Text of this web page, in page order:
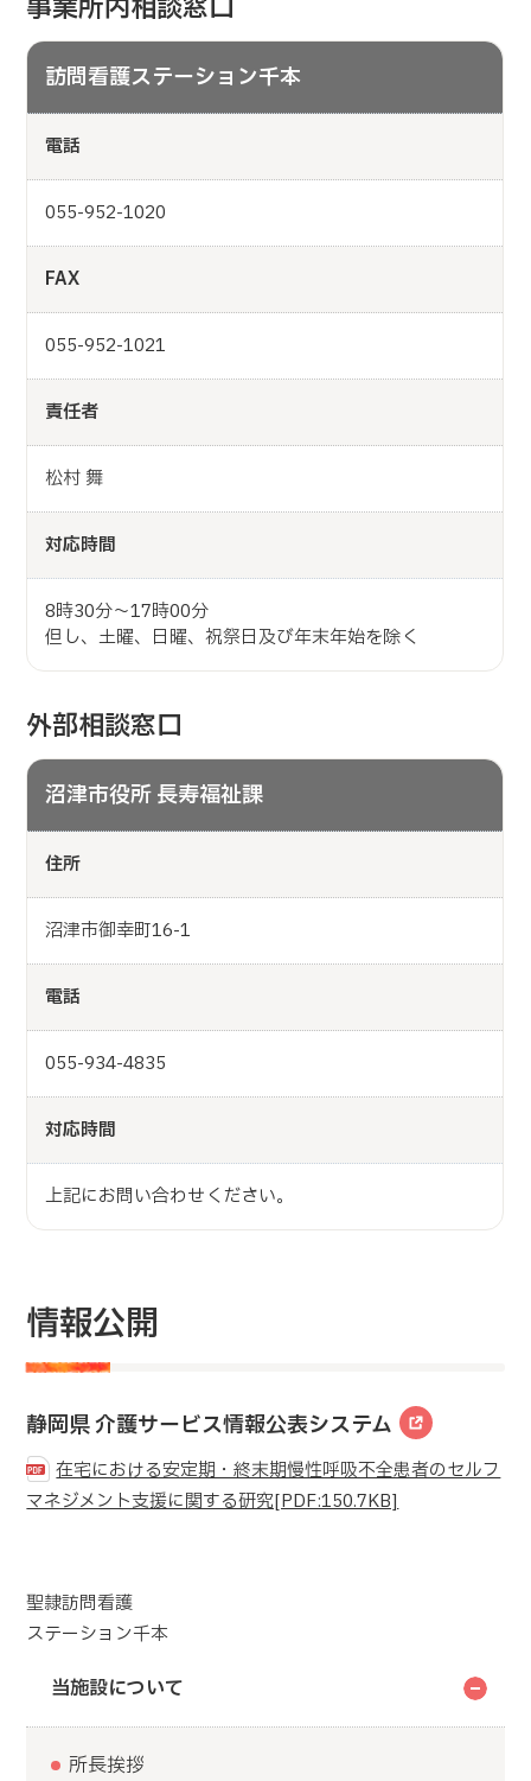
事業所内相談窓口
訪問看護ステーション千本
電話
055-952-1020
FAX
055-952-1021
責任者
松村 舞
対応時間
8時30分～17時00分
但し、土曜、日曜、祝祭日及び年末年始を除く
外部相談窓口
沼津市役所 長寿福祉課
住所
沼津市御幸町16-1
電話
055-934-4835
対応時間
上記にお問い合わせください。
情報公開
静岡県 介護サービス情報公表システム
在宅における安定期・終末期慢性呼吸不全患者のセルフ
マネジメント支援に関する研究[PDF:150.7KB]
聖隷訪問看護
ステーション千本
当施設について
所長挨拶